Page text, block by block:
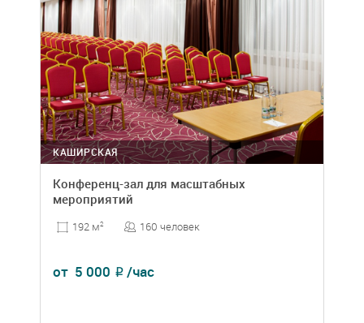
КАШИРСКАЯ
Конференц-зал для масштабных
мероприятий
192 м2 160 человек
от 5 000 ₽ /час